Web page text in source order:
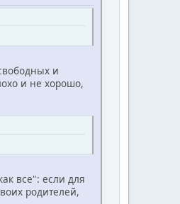
и
и не хорошо,
все": если для
родителей,